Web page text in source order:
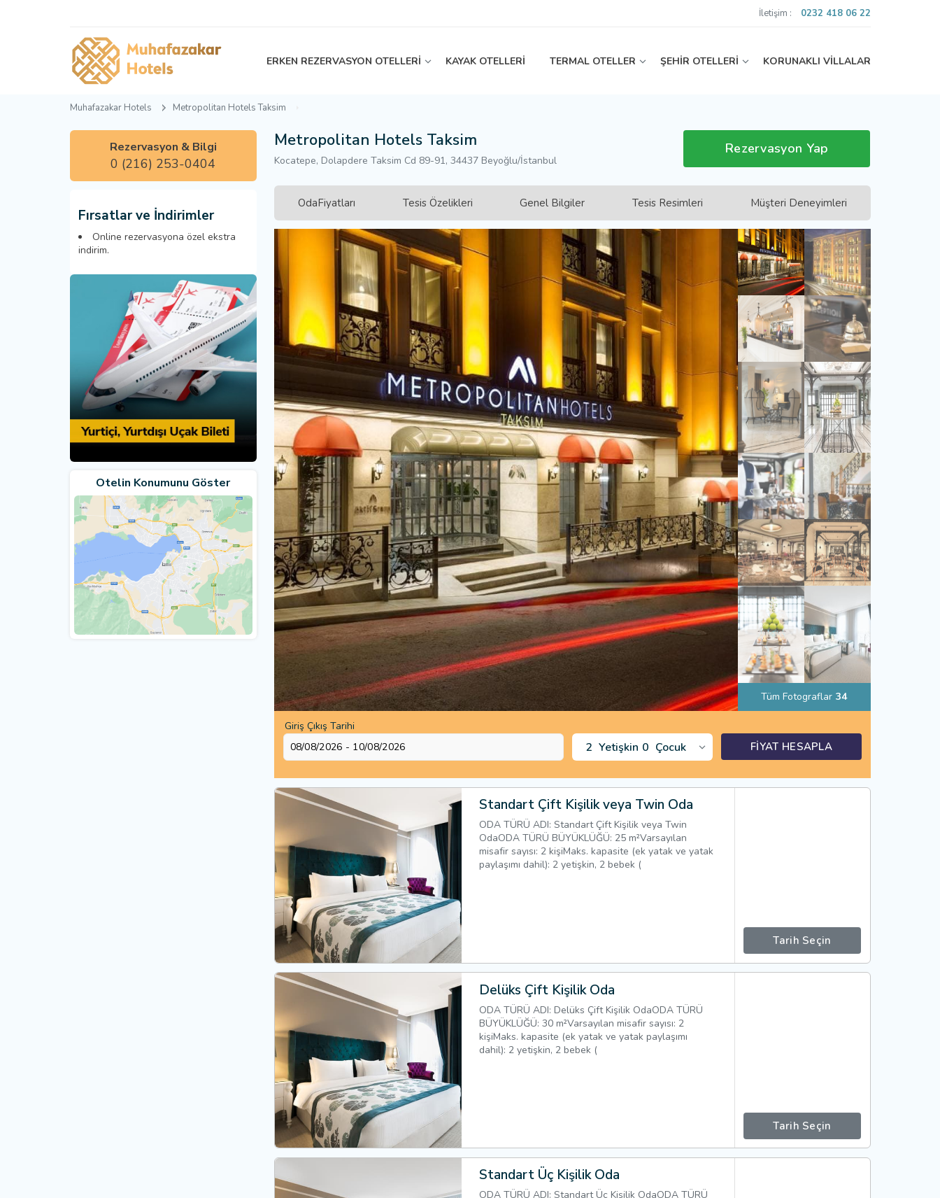
İletişim : 0232 418 06 22
ERKEN REZERVASYON OTELLERİ KAYAK OTELLERİ TERMAL OTELLER ŞEHİR OTELLERİ KORUNAKLI VİLLALAR
Muhafazakar Hotels Metropolitan Hotels Taksim
Rezervasyon & Bilgi
0 (216) 253-0404
Fırsatlar ve İndirimler
Online rezervasyona özel ekstra
indirim.
Otelin Konumunu Göster
Metropolitan Hotels Taksim
Kocatepe, Dolapdere Taksim Cd 89-91, 34437 Beyoğlu/İstanbul
Rezervasyon Yap
OdaFiyatları Tesis Özelikleri Genel Bilgiler Tesis Resimleri Müşteri Deneyimleri
Tüm Fotograflar 34
Giriş Çıkış Tarihi
2 Yetişkin 0 Çocuk FİYAT HESAPLA
Standart Çift Kişilik veya Twin Oda
ODA TÜRÜ ADI: Standart Çift Kişilik veya Twin
OdaODA TÜRÜ BÜYÜKLÜĞÜ: 25 m²Varsayılan
misafir sayısı: 2 kişiMaks. kapasite (ek yatak ve yatak
paylaşımı dahil): 2 yetişkin, 2 bebek (
Tarih Seçin
Delüks Çift Kişilik Oda
ODA TÜRÜ ADI: Delüks Çift Kişilik OdaODA TÜRÜ
BÜYÜKLÜĞÜ: 30 m²Varsayılan misafir sayısı: 2
kişiMaks. kapasite (ek yatak ve yatak paylaşımı
dahil): 2 yetişkin, 2 bebek (
Tarih Seçin
Standart Üç Kişilik Oda
ODA TÜRÜ ADI: Standart Üç Kişilik OdaODA TÜRÜ